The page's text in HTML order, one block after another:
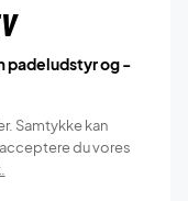
padeludstyr og -
Samtykke kan
du vores